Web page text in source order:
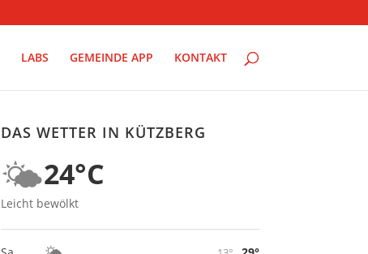
LABS GEMEINDE APP KONTAKT
DAS WETTER IN KÜTZBERG
🌤️24°C
Leicht bewölkt